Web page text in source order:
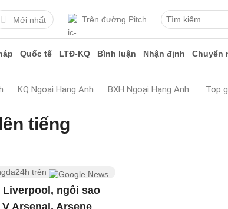
Mới nhất Trên đường Pitch
Quốc tế LTĐ-KQ Bình luận Nhận định Chuyển
KQ Ngoại Hạng Anh BXH Ngoại Hạng Anh Top
tiếng
trên
ngôi sao
Arsenal, Arsene